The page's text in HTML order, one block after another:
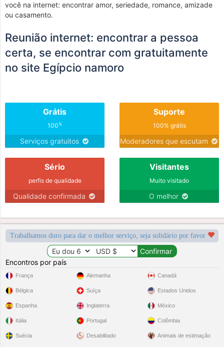
você na internet: encontrar amor, seriedade, romance, amizade
ou casamento.
Reunião internet: encontrar a pessoa
certa, se encontrar com gratuitamente
no site Egípcio namoro
Grátis
100%
Serviços gratuitos
Suporte
100% grátis
Moderadores que escutam
Sério
perfis de qualidade
Qualidade confirmada
Visitantes
Muito visitado
O melhor
Trabalhamos duro para dar o melhor serviço, seja solidário por favor
Encontros por país
França
Bélgica
Espanha
Itália
Suécia
Alemanha
Suíça
Inglaterra
Portugal
Desabilitado
Canadá
Estados Unidos
México
Colômbia
Animais de estimação